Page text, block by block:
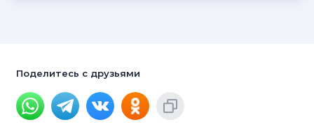
Поделитесь с друзьями